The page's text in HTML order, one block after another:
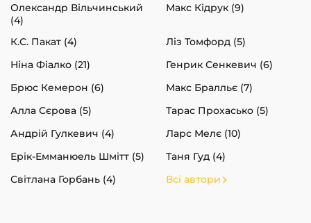
Олександр Вільчинський
(4)
Макс Кідрук (9)
К.С. Пакат (4)
Ліз Томфорд (5)
Ніна Фіалко (21)
Генрик Сенкевич (6)
Брюс Кемерон (6)
Макс Бралльє (7)
Алла Сєрова (5)
Тарас Прохасько (5)
Андрій Гулкевич (4)
Ларс Мелє (10)
Ерік-Емманюель Шмітт (5)
Таня Гуд (4)
Світлана Горбань (4)
Всі автори